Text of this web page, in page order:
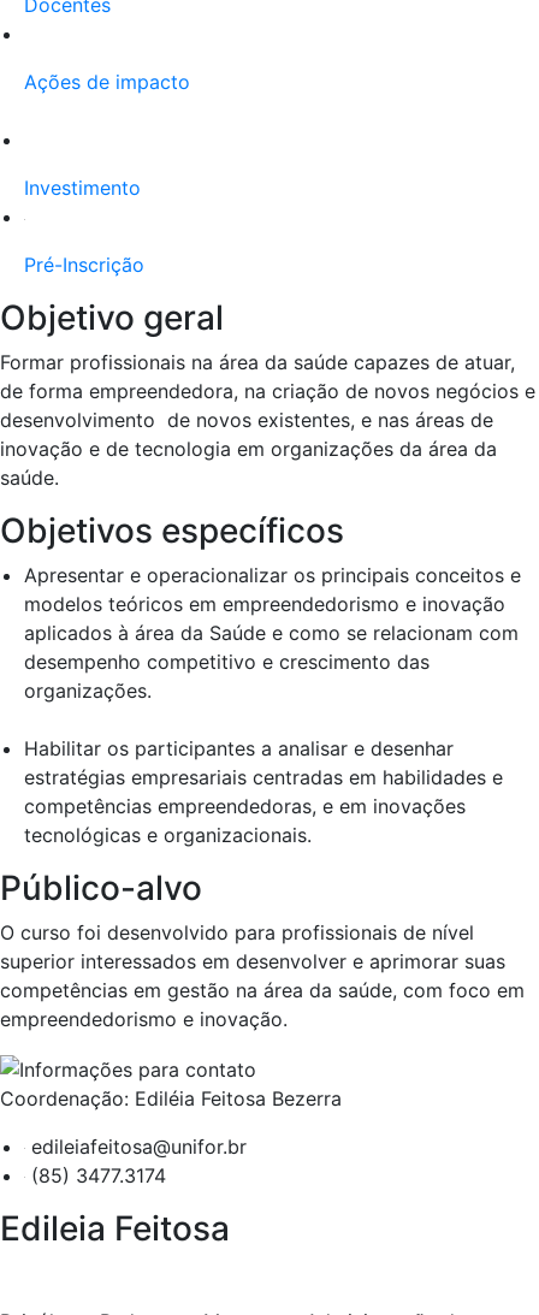
Docentes
Ações de impacto
Investimento
Pré-Inscrição
Objetivo geral
Formar profissionais na área da saúde capazes de atuar,
de forma empreendedora, na criação de novos negócios e
desenvolvimento de novos existentes, e nas áreas de
inovação e de tecnologia em organizações da área da
saúde.
Objetivos específicos
Apresentar e operacionalizar os principais conceitos e
modelos teóricos em empreendedorismo e inovação
aplicados à área da Saúde e como se relacionam com
desempenho competitivo e crescimento das
organizações.
Habilitar os participantes a analisar e desenhar
estratégias empresariais centradas em habilidades e
competências empreendedoras, e em inovações
tecnológicas e organizacionais.
Público-alvo
O curso foi desenvolvido para profissionais de nível
superior interessados em desenvolver e aprimorar suas
competências em gestão na área da saúde, com foco em
empreendedorismo e inovação.
Coordenação: Ediléia Feitosa Bezerra
edileiafeitosa@unifor.br
(85) 3477.3174
Edileia Feitosa